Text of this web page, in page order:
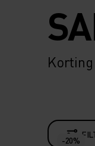
-20%